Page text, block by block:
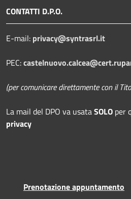
CONTATTI D.P.O.
E-mail: privacy@syntrasrl.it
PEC:
(per comunicare direttamente con il
La mail del DPO va usataSOLO per
privacy
Prenotazione appuntamento